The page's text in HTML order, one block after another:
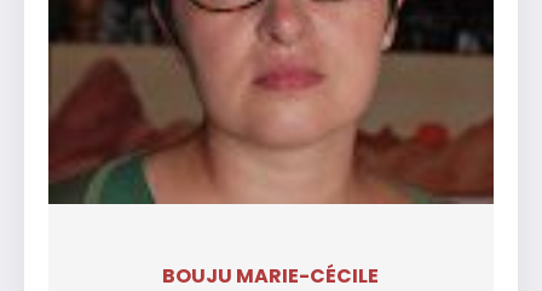
BOUJU MARIE-CÉCILE